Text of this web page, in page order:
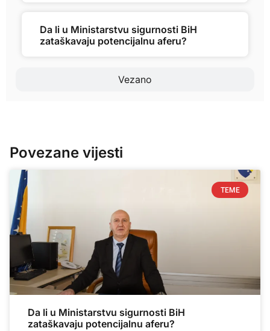
Vezano
Da li u Ministarstvu sigurnosti BiH
zataškavaju potencijalnu aferu?
Povezane vijesti
TEME
Da li u Ministarstvu sigurnosti BiH
zataškavaju potencijalnu aferu?